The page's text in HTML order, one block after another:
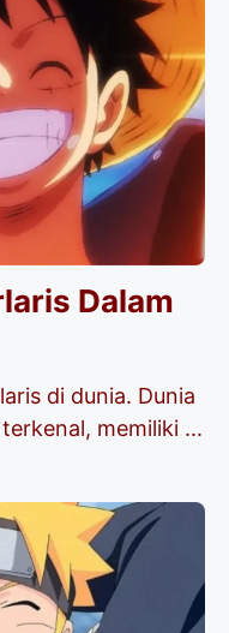
Dalam
di dunia. Dunia
memiliki ...